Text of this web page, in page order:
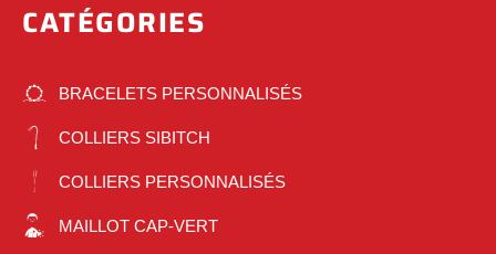
CATÉGORIES
BRACELETS PERSONNALISÉS
COLLIERS SIBITCH
COLLIERS PERSONNALISÉS
MAILLOT CAP-VERT